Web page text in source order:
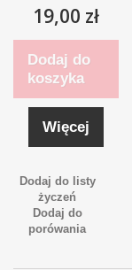
19,00 zł
Dodaj do
koszyka
Więcej
Dodaj do listy
życzeń
Dodaj do
porówania